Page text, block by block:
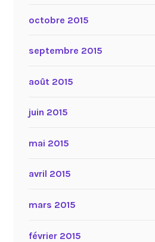
octobre 2015
septembre 2015
août 2015
juin 2015
mai 2015
avril 2015
mars 2015
février 2015